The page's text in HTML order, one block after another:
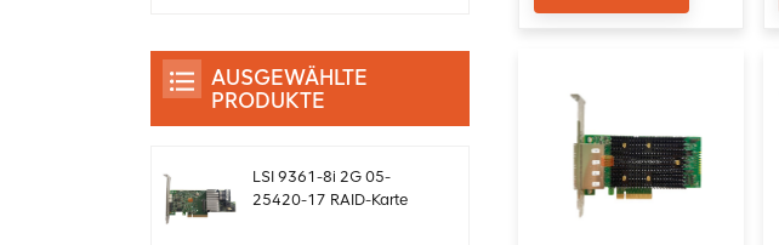
AUSGEWÄHLTE
PRODUKTE
LSI 9361-8i 2G 05-
25420-17 RAID-Karte